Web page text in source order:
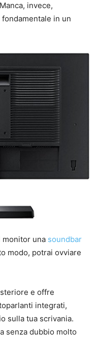
invece,
in un
monitor una soundbar
modo, potrai ovviare
e offre
integrati,
sulla tua scrivania.
senza dubbio molto